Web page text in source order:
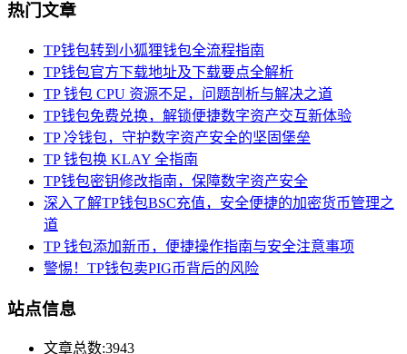
热门文章
TP钱包转到小狐狸钱包全流程指南
TP钱包官方下载地址及下载要点全解析
TP 钱包 CPU 资源不足，问题剖析与解决之道
TP钱包免费兑换，解锁便捷数字资产交互新体验
TP 冷钱包，守护数字资产安全的坚固堡垒
TP 钱包换 KLAY 全指南
TP钱包密钥修改指南，保障数字资产安全
深入了解TP钱包BSC充值，安全便捷的加密货币管理之
道
TP 钱包添加新币，便捷操作指南与安全注意事项
警惕！TP钱包卖PIG币背后的风险
站点信息
文章总数:3943